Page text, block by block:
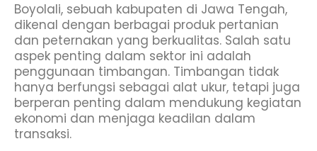
Boyolali, sebuah kabupaten di Jawa Tengah,
dikenal dengan berbagai produk pertanian
dan peternakan yang berkualitas. Salah satu
aspek penting dalam sektor ini adalah
penggunaan timbangan. Timbangan tidak
hanya berfungsi sebagai alat ukur, tetapi juga
berperan penting dalam mendukung kegiatan
ekonomi dan menjaga keadilan dalam
transaksi.